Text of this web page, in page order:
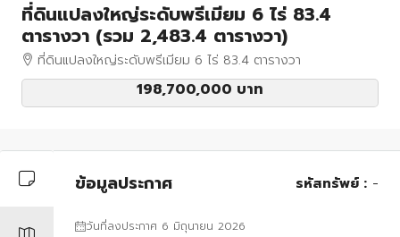
ที่ดินแปลงใหญ่ระดับพรีเมียม 6 ไร่ 83.4
ตารางวา (รวม 2,483.4 ตารางวา)
ที่ดินแปลงใหญ่ระดับพรีเมียม 6 ไร่ 83.4 ตารางวา
198,700,000 บาท
ข้อมูลประกาศ รหัสทรัพย์ : -
วันที่ลงประกาศ 6 มิถุนายน 2026